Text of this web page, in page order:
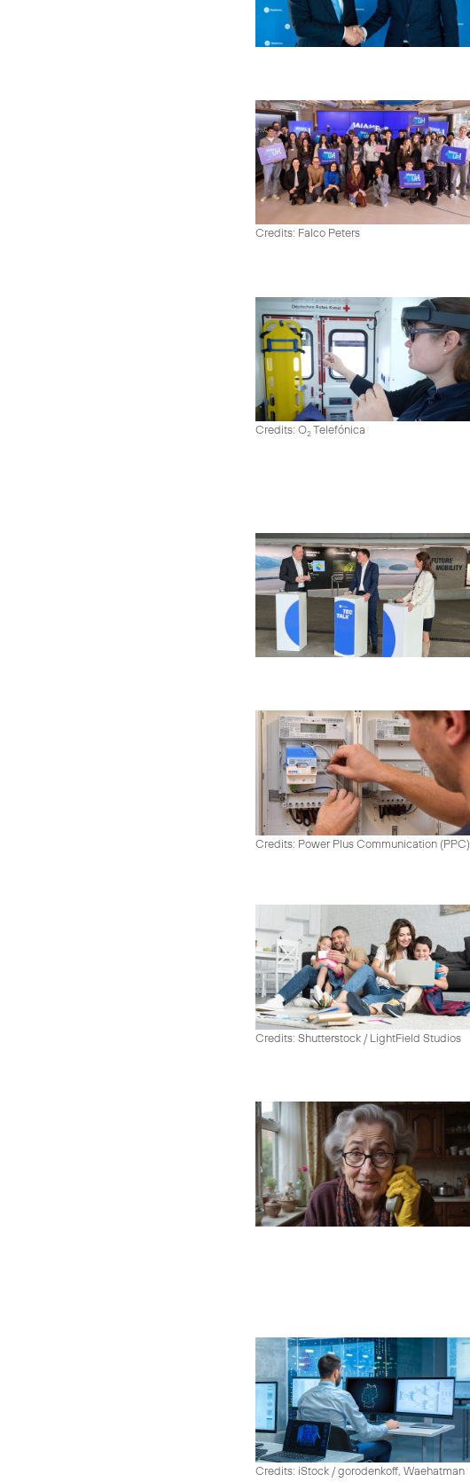
Credits: Falco Peters
Credits: O2Telefónica
Credits: Power Plus Communication (PPC)
Credits: Shutterstock / LightField Studios
Credits: iStock / gorodenkoff, Waehatman